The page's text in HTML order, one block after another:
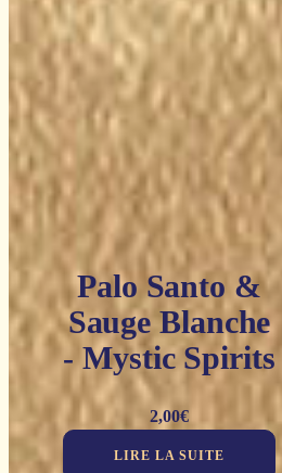
Palo Santo &
Sauge Blanche
- Mystic Spirits
2,00€
LIRE LA SUITE